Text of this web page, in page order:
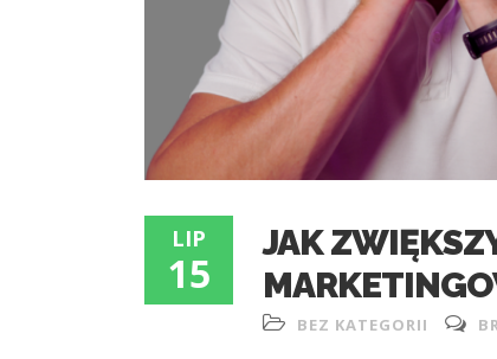
LIP
15
JAK
BEZ KATEGORII